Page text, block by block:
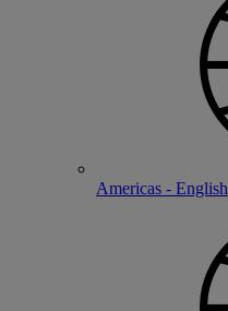
Americas - English